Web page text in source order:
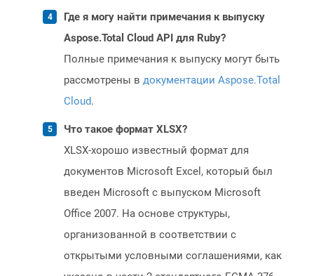
Где я могу найти примечания к выпуску
Aspose.Total Cloud API для Ruby?
Полные примечания к выпуску могут быть
рассмотрены в документации Aspose.Total
Cloud.
Что такое формат XLSX?
XLSX-хорошо известный формат для
документов Microsoft Excel, который был
введен Microsoft с выпуском Microsoft
Office 2007. На основе структуры,
организованной в соответствии с
открытыми условными соглашениями, как